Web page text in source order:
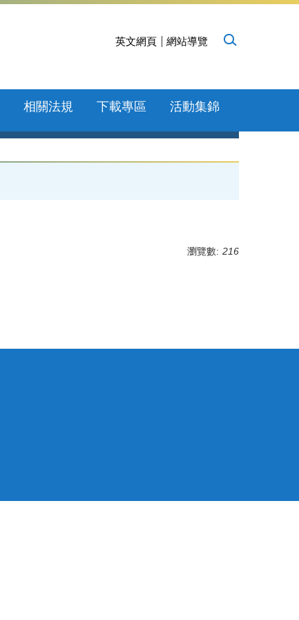
英文網頁 網站導覽
相關法規 下載專區 活動集錦
瀏覽數: 216